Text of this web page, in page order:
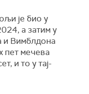
је био у
а затим у
и Вимблдона
пет мечева
и то у тај-